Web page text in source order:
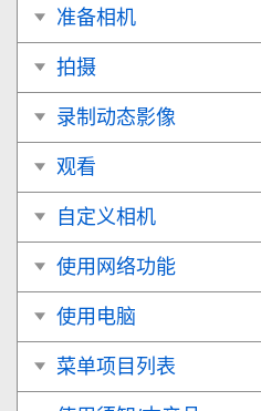
准备相机
拍摄
录制动态影像
观看
自定义相机
使用网络功能
使用电脑
菜单项目列表